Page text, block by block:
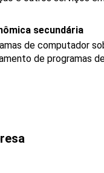
secundária
de computador
de programas